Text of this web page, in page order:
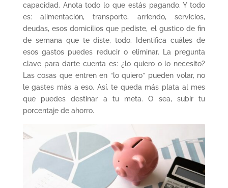
capacidad. Anota todo lo que estás pagando. Y todo
es: alimentación, transporte, arriendo, servicios,
deudas, esos domicilios que pediste, el gustico de fin
de semana que te diste, todo. Identifica cuáles de
esos gastos puedes reducir o eliminar. La pregunta
clave para darte cuenta es: ¿lo quiero o lo necesito?
Las cosas que entren en “lo quiero” pueden volar, no
le gastes más a eso. Así, te queda más plata al mes
que puedes destinar a tu meta. O sea, subir tu
porcentaje de ahorro.